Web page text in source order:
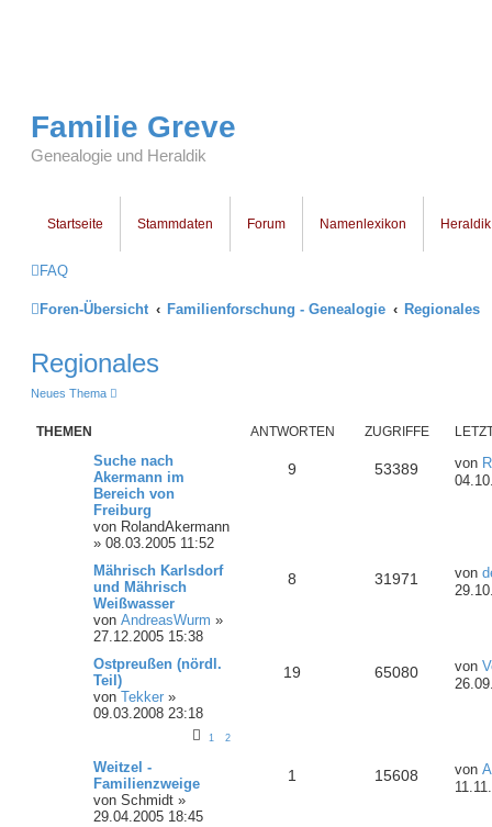
Familie Greve
Genealogie und Heraldik
Startseite Stammdaten Forum Namenlexikon Heraldik
FAQ
Foren-Übersicht Familienforschung - Genealogie Regionales
Regionales
Neues Thema
THEMEN ANTWORTEN ZUGRIFFE
Suche nach
Akermann im
Bereich von
Freiburg
von RolandAkermann
» 08.03.2005 11:52
9 53389 von
Mährisch Karlsdorf
und Mährisch
Weißwasser
von AndreasWurm »
27.12.2005 15:38
8 31971 von
Ostpreußen (nördl.
Teil)
von Tekker »
09.03.2008 23:18
1 2
19 65080 von
Weitzel -
Familienzweige
von Schmidt »
29.04.2005 18:45
1 15608 von